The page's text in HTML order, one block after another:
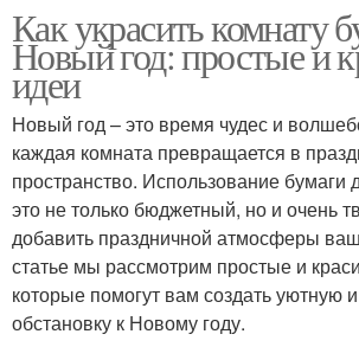
Как украсить комнату
Новый год: простые и
идеи
Новый год – это время чудес и
каждая комната превращается в
пространство. Использование бумаги
это не только бюджетный, но и очень
добавить праздничной атмосферы
статье мы рассмотрим простые и
которые помогут вам создать уютную
обстановку к Новому году.